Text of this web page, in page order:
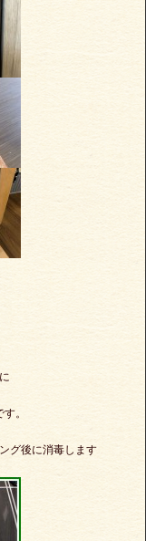
。
グ後に消毒します